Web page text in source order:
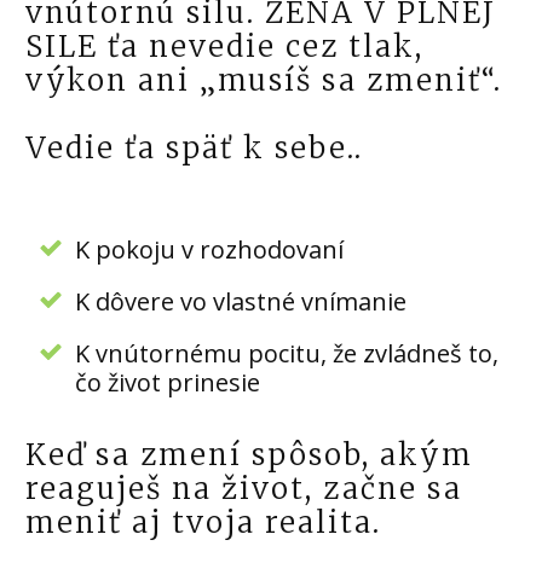
vnútornú silu. ŽENA V PLNEJ
SILE ťa nevedie cez tlak,
výkon ani „musíš sa zmeniť“.
Vedie ťa späť k sebe..
K pokoju v rozhodovaní
K dôvere vo vlastné vnímanie
K vnútornému pocitu, že zvládneš to,
čo život prinesie
Keď sa zmení spôsob, akým
reaguješ na život, začne sa
meniť aj tvoja realita.